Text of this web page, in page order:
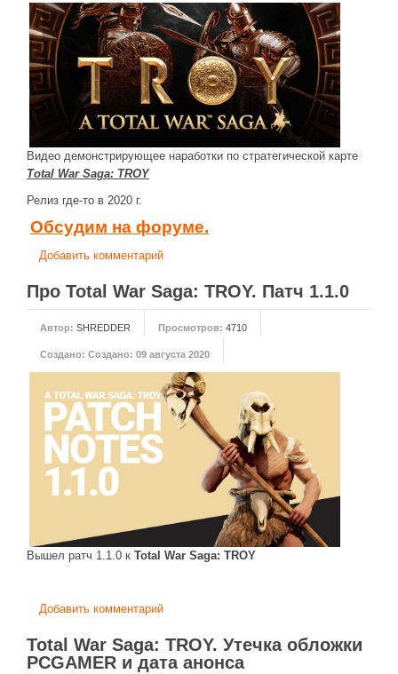
Видео демонстрирующее наработки по стратегической карте
Total War Saga: TROY
Релиз где-то в 2020 г.
Обсудим на форуме.
Добавить комментарий
Про Total War Saga: TROY. Патч 1.1.0
Автор: SHREDDER Просмотров: 4710
Создано: Создано: 09 августа 2020
Вышел ратч 1.1.0 к Total War Saga: TROY
Добавить комментарий
Total War Saga: TROY. Утечка обложки
PCGAMER и дата анонса